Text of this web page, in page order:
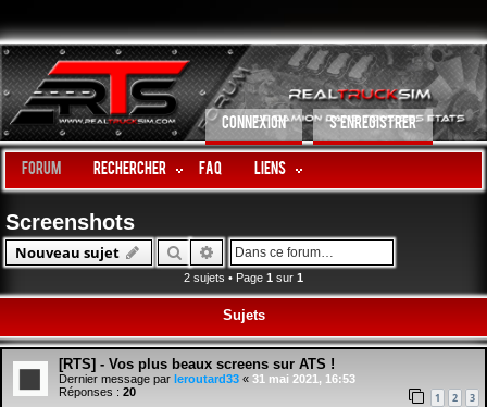
CONNEXION S’ENREGISTRER
Forum Rechercher FAQ LIENS
Screenshots
Nouveau sujet RechercherRecherche avancée
2 sujets • Page 1 sur 1
Sujets
[RTS] - Vos plus beaux screens sur ATS !
Dernier message par leroutard33 « 31 mai 2021, 16:53
Réponses : 20 1 2 3